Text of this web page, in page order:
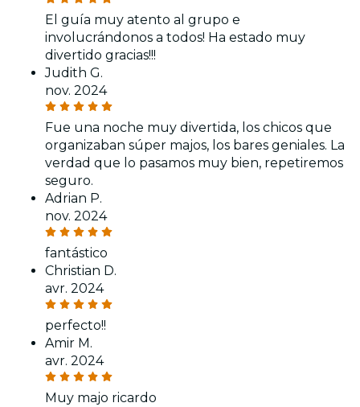
El guía muy atento al grupo e
involucrándonos a todos! Ha estado muy
divertido gracias!!!
Judith G.
nov. 2024
Fue una noche muy divertida, los chicos que
organizaban súper majos, los bares geniales. La
verdad que lo pasamos muy bien, repetiremos
seguro.
Adrian P.
nov. 2024
fantástico
Christian D.
avr. 2024
perfecto!!
Amir M.
avr. 2024
Muy majo ricardo